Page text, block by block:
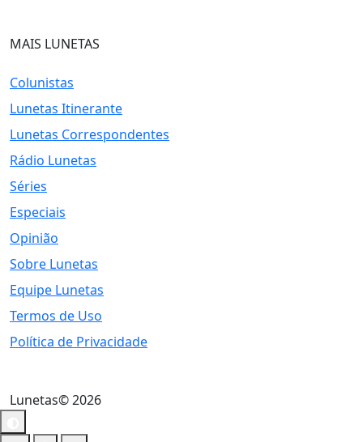
MAIS LUNETAS
Colunistas
Lunetas Itinerante
Lunetas Correspondentes
Rádio Lunetas
Séries
Especiais
Opinião
Sobre Lunetas
Equipe Lunetas
Termos de Uso
Política de Privacidade
Lunetas© 2026